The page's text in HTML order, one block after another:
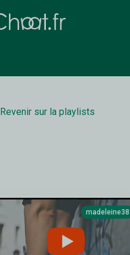
Revenir sur la playlists
madeleine38